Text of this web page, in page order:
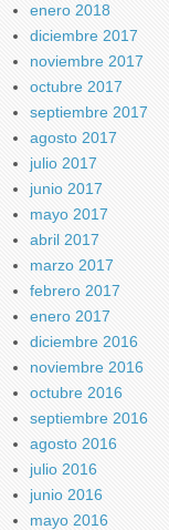
enero 2018
diciembre 2017
noviembre 2017
octubre 2017
septiembre 2017
agosto 2017
julio 2017
junio 2017
mayo 2017
abril 2017
marzo 2017
febrero 2017
enero 2017
diciembre 2016
noviembre 2016
octubre 2016
septiembre 2016
agosto 2016
julio 2016
junio 2016
mayo 2016